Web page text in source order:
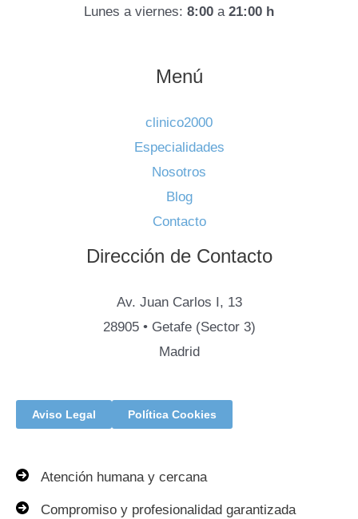
Lunes a viernes: 8:00 a 21:00 h
Menú
clinico2000
Especialidades
Nosotros
Blog
Contacto
Dirección de Contacto
Av. Juan Carlos I, 13
28905 • Getafe (Sector 3)
Madrid
Aviso Legal Política Cookies
Atención humana y cercana
Compromiso y profesionalidad garantizada